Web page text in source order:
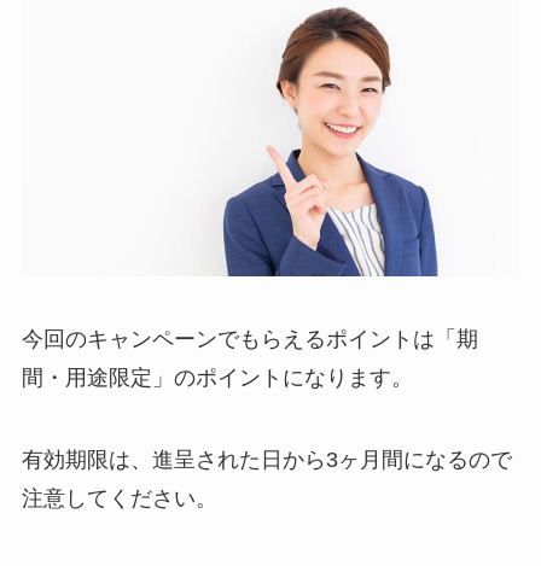
今回のキャンペーンでもらえるポイントは「期
間・用途限定」のポイントになります。
有効期限は、進呈された日から 3ヶ月間になるので
注意してください。